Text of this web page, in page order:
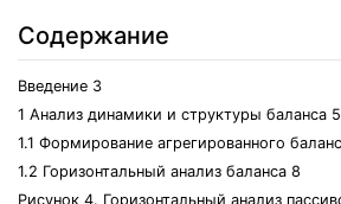
Содержание
Введение 3
1 Анализ динамики и структуры баланса 5
1.1 Формирование агрегированного
1.2 Горизонтальный анализ баланса 8
Рисунок 4. Горизонтальный анализ